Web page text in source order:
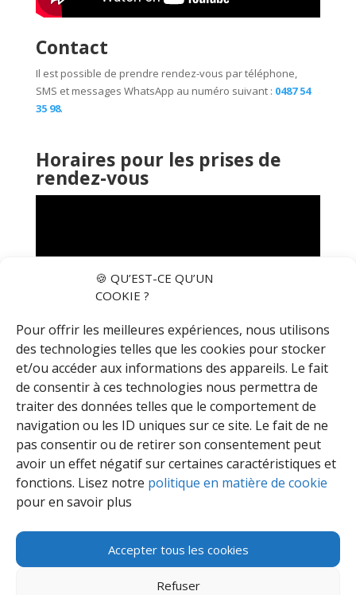
🍪 QU’EST-CE QU’UN
COOKIE ?
Pour offrir les meilleures expériences, nous utilisons
des technologies telles que les cookies pour stocker
et/ou accéder aux informations des appareils. Le fait
de consentir à ces technologies nous permettra de
traiter des données telles que le comportement de
navigation ou les ID uniques sur ce site. Le fait de ne
pas consentir ou de retirer son consentement peut
avoir un effet négatif sur certaines caractéristiques et
fonctions. Lisez notre politique en matière de cookie
pour en savoir plus
Accepter tous les cookies
Refuser
Contact
Il est possible de prendre rendez-vous par téléphone,
SMS et messages WhatsApp au numéro suivant : 0487 54
35 98.
Horaires pour les prises de
rendez-vous